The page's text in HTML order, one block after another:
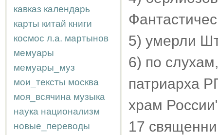
кавказ календарь
карты китай книги
космос л.а. мартынов
мемуары
мемуары_муз
мои_тексты москва
моя_всячина музыка
наука национализм
новые_переводы
5) умерли
6) по
патриарха
храм
17